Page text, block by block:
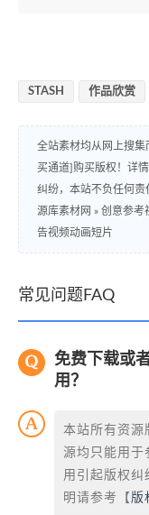
STASH 作品欣赏
全站素材均从网上搜
买通道]购买版权！详
纠纷，本站不负任何责
源库素材网 » 创意参考
告视频动画短片
常见问题FAQ
免费下载或
用？
本站所有资源
源均只能用于
用引起版权纠
明请参考【 版